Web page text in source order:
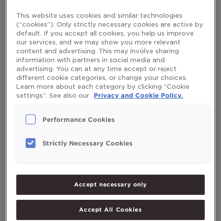
Vitamin E – najbolji prijatelj
stanica
Leave a Comment /Vitamini i minerali/mikaelaruden
stanice u vašem tijelu. Koliko ga trebate, iz kojih izvora ga
Vitamin
najbolji
prijatelj
stanica
Read More »
Vitamin D – jedna od velikih
jedna
This website uses cookies and similar technologies
(“cookies”). Only strictly necessary cookies are active by
default. If you accept all cookies, you help us improve
our services, and we may show you more relevant
content and advertising. This may involve sharing
information with partners in social media and
advertising. You can at any time accept or reject
different cookie categories, or change your choices.
Learn more about each category by clicking “Cookie
settings”. See also our
Privacy and Cookie Policy.
Performance Cookies
Strictly Necessary Cookies
Accept necessary only
Accept All Cookies